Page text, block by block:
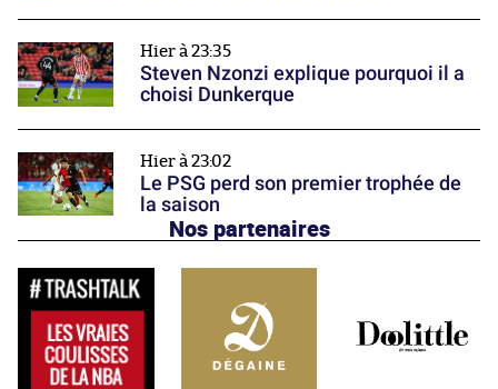
Hier à 23:35
Steven Nzonzi explique pourquoi il a
choisi Dunkerque
Hier à 23:02
Le PSG perd son premier trophée de
la saison
Nos partenaires